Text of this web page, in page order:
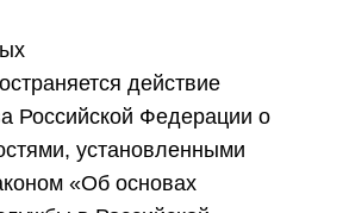
действие
Российской Федерации о
установленными
«Об основах